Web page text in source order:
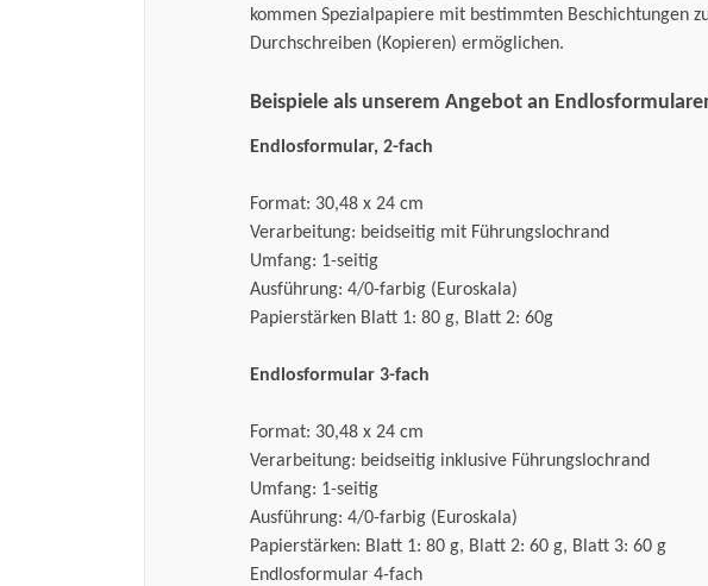
kommen Spezialpapiere mit bestimmten Beschichtungen
Durchschreiben (Kopieren) ermöglichen.
Beispiele als unserem Angebot an
Endlosformular, 2-fach
Format: 30,48 x 24 cm
Verarbeitung: beidseitig mit Führungslochrand
Umfang: 1-seitig
Ausführung: 4/0-farbig (Euroskala)
Papierstärken Blatt 1: 80 g, Blatt 2: 60g
Endlosformular 3-fach
Format: 30,48 x 24 cm
Verarbeitung: beidseitig inklusive Führungslochrand
Umfang: 1-seitig
Ausführung: 4/0-farbig (Euroskala)
Papierstärken: Blatt 1: 80 g, Blatt 2: 60 g, Blatt 3: 60 g
Endlosformular 4-fach